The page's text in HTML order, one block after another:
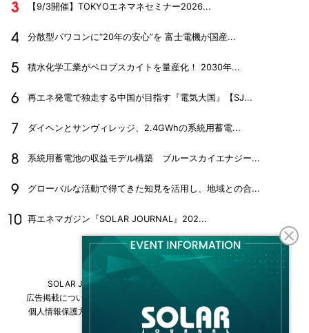
【9/3開催】TOKYOエネマネセミナー2026...
分散型パワコンに“20年の安心”を 富士電機が国産...
積水化学工業がペロブスカイトを量産化！ 2030年...
再エネ発電で独走する中国が目指す『電気大国』【SJ...
ダイヘンとサンヴィレッジ、2.4GWhの系統用蓄電...
系統用蓄電池の収益モデル構築 ブルースカイエナジー...
グローバルな活動で得てきた知見を活用し、地域との合...
再エネマガジン『SOLAR JOURNAL』202...
SOLAR JOURNALについて
広告掲載について
個人情報保護方針
運営会社・媒体一覧 For overseas customers